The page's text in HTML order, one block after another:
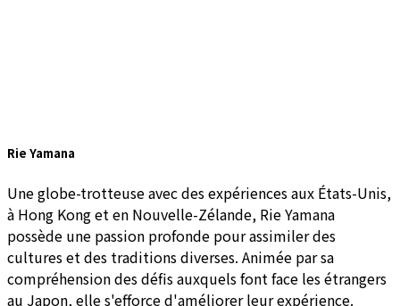
Rie Yamana
Une globe-trotteuse avec des expériences aux États-Unis,
à Hong Kong et en Nouvelle-Zélande, Rie Yamana
possède une passion profonde pour assimiler des
cultures et des traditions diverses. Animée par sa
compréhension des défis auxquels font face les étrangers
au Japon, elle s'efforce d'améliorer leur expérience.